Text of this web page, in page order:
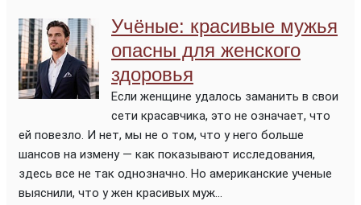
Учёные: красивые мужья
опасны для женского
здоровья
Если женщине удалось заманить в свои
сети красавчика, это не означает, что
ей повезло. И нет, мы не о том, что у него больше
шансов на измену — как показывают исследования,
здесь все не так однозначно. Но американские ученые
выяснили, что у жен красивых муж...